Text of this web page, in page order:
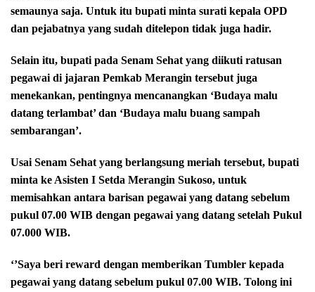
semaunya saja. Untuk itu bupati minta surati kepala OPD
dan pejabatnya yang sudah ditelepon tidak juga hadir.
Selain itu, bupati pada Senam Sehat yang diikuti ratusan
pegawai di jajaran Pemkab Merangin tersebut juga
menekankan, pentingnya mencanangkan ‘Budaya malu
datang terlambat’ dan ‘Budaya malu buang sampah
sembarangan’.
Usai Senam Sehat yang berlangsung meriah tersebut, bupati
minta ke Asisten I Setda Merangin Sukoso, untuk
memisahkan antara barisan pegawai yang datang sebelum
pukul 07.00 WIB dengan pegawai yang datang setelah Pukul
07.000 WIB.
‘’Saya beri reward dengan memberikan Tumbler kepada
pegawai yang datang sebelum pukul 07.00 WIB. Tolong ini